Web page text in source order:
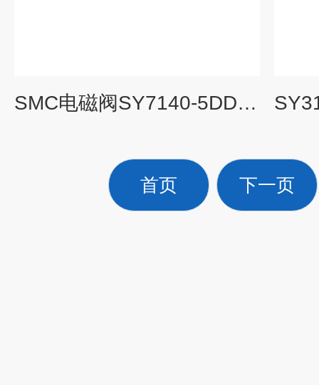
SMC电磁阀SY7140-5DD 技术参数选型
首页 下一页